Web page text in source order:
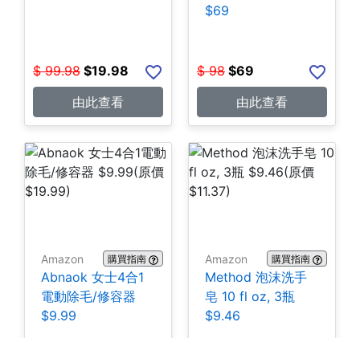
$ 99.98 $19.98
由此查看
$69
$ 98 $69
由此查看
Amazon 購買指南
Abnaok 女士4合1
電動除毛/修容器
$9.99
Amazon 購買指南
Method 泡沫洗手
皂 10 fl oz, 3瓶
$9.46